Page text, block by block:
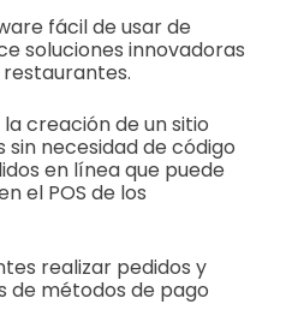
fácil de usar de
soluciones innovadoras
creación de un sitio
necesidad de código
en línea que puede
el POS de los
realizar pedidos y
de métodos de pago